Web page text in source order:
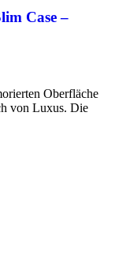
Case –
Oberfläche
von Luxus. Die